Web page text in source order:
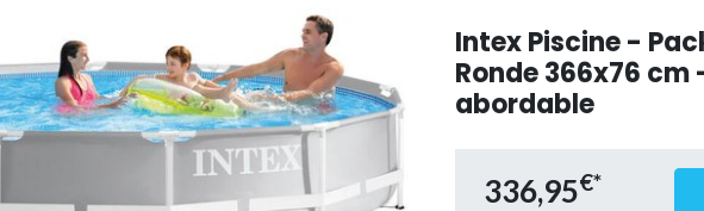
Intex Piscine -
Ronde 366x76
abordable
336,95€*